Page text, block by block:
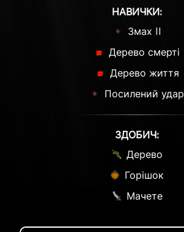
НАВИЧКИ:
Змах II
Дерево смерті
Дерево життя
Посилений удар
ЗДОБИЧ:
Дерево
Горішок
Мачете